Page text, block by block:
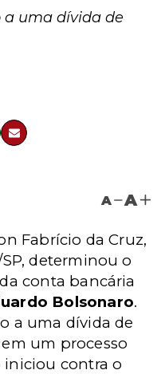
a uma dívida de
A A
Fabrício da Cruz,
SP, determinou o
conta bancária
Bolsonaro.
a uma dívida de
um processo
contra o